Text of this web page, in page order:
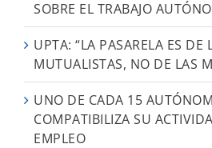
SOBRE EL TRABAJO
UPTA: “LA PASARELA ES DE
MUTUALISTAS, NO DE LAS
UNO DE CADA 15
COMPATIBILIZA SU
EMPLEO